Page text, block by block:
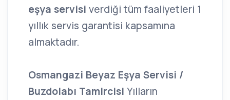
eşya servisi verdiği tüm faaliyetleri 1
yıllık servis garantisi kapsamına
almaktadır.
Osmangazi Beyaz Eşya Servisi /
Buzdolabı Tamircisi Yılların